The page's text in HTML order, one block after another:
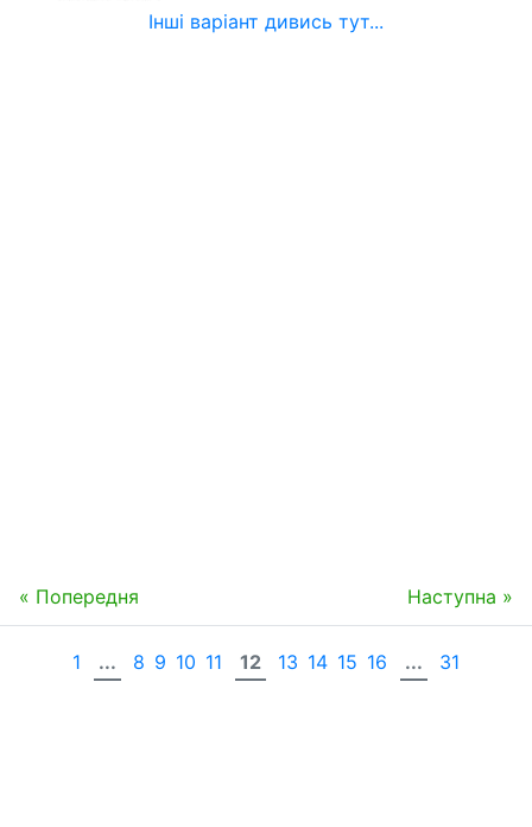
Інші варіант дивись тут...
« Попередня Наступна »
1 ... 8 9 10 11 12 13 14 15 16 ... 31